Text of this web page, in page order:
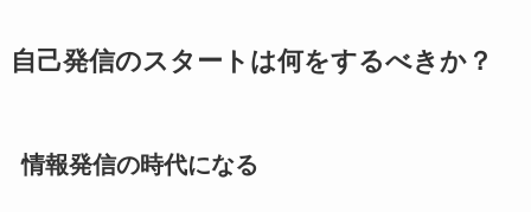
自己発信のスタートは何をするべきか？
情報発信の時代になる